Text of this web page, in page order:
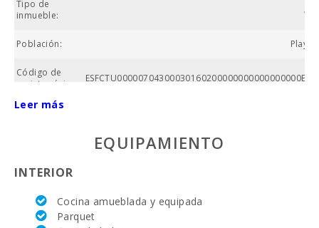
Tipo de
inmueble:
Población: Playa
Código de
registro único:
Nº baños:
Superficie
casa (m2):
Alcanada Golf
Leer más
EQUIPAMIENTO
INTERIOR
Cocina amueblada y equipada
Parquet